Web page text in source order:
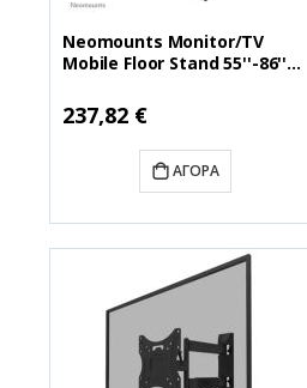
Neomounts Monitor/TV
Mobile Floor Stand 55''-86''
Ειδική
Τιμή
237,82 €
ΑΓΟΡΆ